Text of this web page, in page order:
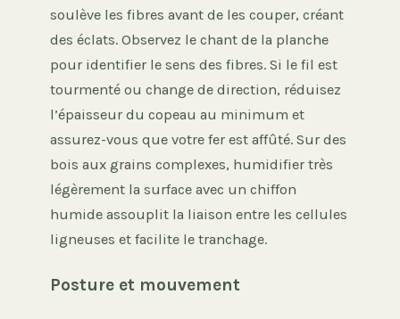
soulève les fibres avant de les couper, créant
des éclats. Observez le chant de la planche
pour identifier le sens des fibres. Si le fil est
tourmenté ou change de direction, réduisez
l’épaisseur du copeau au minimum et
assurez-vous que votre fer est affûté. Sur des
bois aux grains complexes, humidifier très
légèrement la surface avec un chiffon
humide assouplit la liaison entre les cellules
ligneuses et facilite le tranchage.
Posture et mouvement